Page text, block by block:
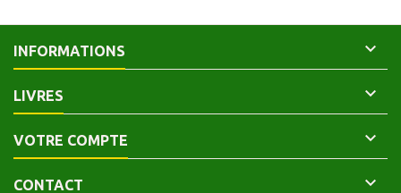
INFORMATIONS 
LIVRES 
VOTRE COMPTE 
CONTACT 